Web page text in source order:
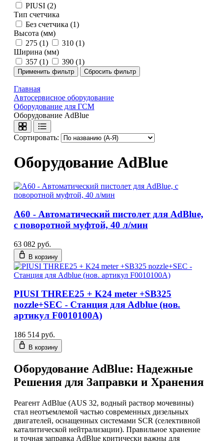
PIUSI (2)
Тип счетчика
Без счетчика (1)
Высота (мм)
275 (1) 310 (1)
Ширина (мм)
357 (1) 390 (1)
Главная
Автосервисное оборудование
Оборудование для ГСМ
Оборудование AdBlue
Сортировать:
Оборудование AdBlue
A60 - Автоматический пистолет для AdBlue,
с поворотной муфтой, 40 л/мин
63 082 руб.
В корзину
PIUSI THREE25 + K24 meter +SB325
nozzle+SEC - Станция для Adblue (нов.
артикул F0010100A)
186 514 руб.
В корзину
Оборудование AdBlue: Надежные
Решения для Заправки и Хранения
Реагент AdBlue (AUS 32, водный раствор мочевины)
стал неотъемлемой частью современных дизельных
двигателей, оснащенных системами SCR (селективной
каталитической нейтрализации). Правильное хранение
и точная заправка AdBlue критически важны для